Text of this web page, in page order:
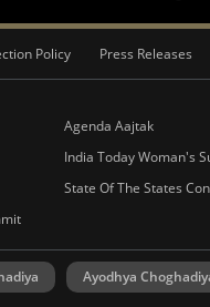
Policy Press Releases
Agenda Aajtak
India Today Woman's
State Of The States
Ayodhya